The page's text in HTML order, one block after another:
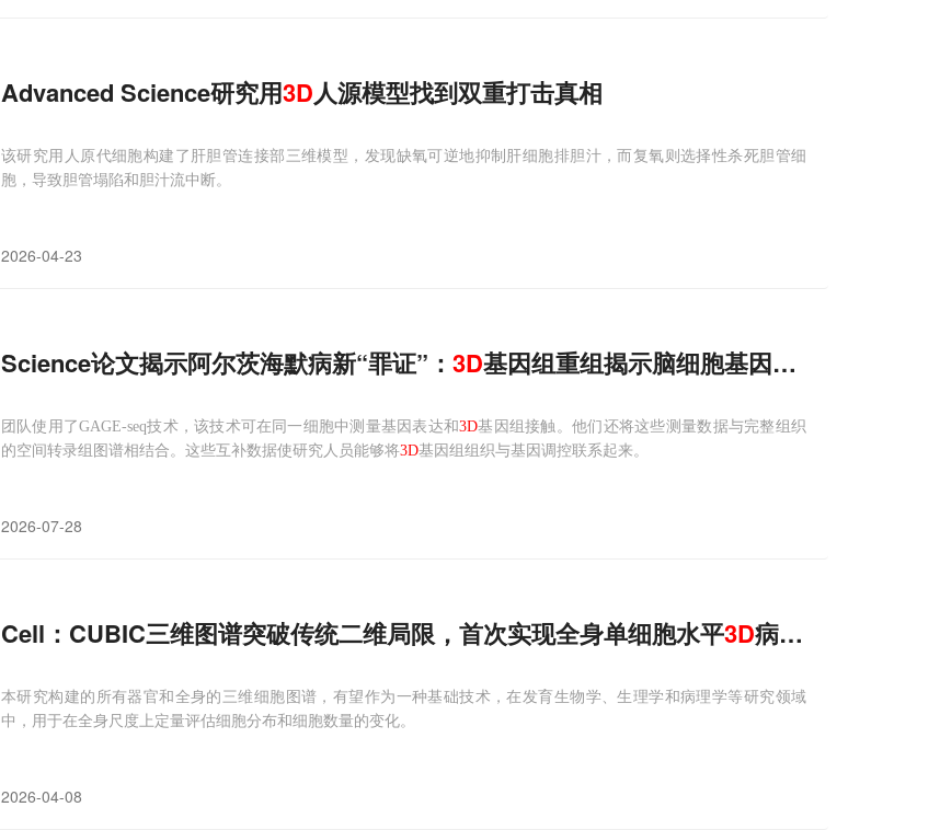
Advanced Science研究用3D人源模型找到双重打击真相
该研究用人原代细胞构建了肝胆管连接部三维模型，发现缺氧可逆地抑制肝细胞排胆汁，而复氧则选择性杀死胆管细
胞，导致胆管塌陷和胆汁流中断。
2026-04-23
Science论文揭示阿尔茨海默病新“罪证”： 3D基因组重组揭示脑细胞基因调控崩塌
团队使用了GAGE-seq技术，该技术可在同一细胞中测量基因表达和3D基因组接触。他们还将这些测量数据与完整组织
的空间转录组图谱相结合。这些互补数据使研究人员能够将3D基因组组织与基因调控联系起来。
2026-07-28
Cell：CUBIC三维图谱突破传统二维局限，首次实现全身单细胞水平3D病理分析
本研究构建的所有器官和全身的三维细胞图谱，有望作为一种基础技术，在发育生物学、生理学和病理学等研究领域
中，用于在全身尺度上定量评估细胞分布和细胞数量的变化。
2026-04-08